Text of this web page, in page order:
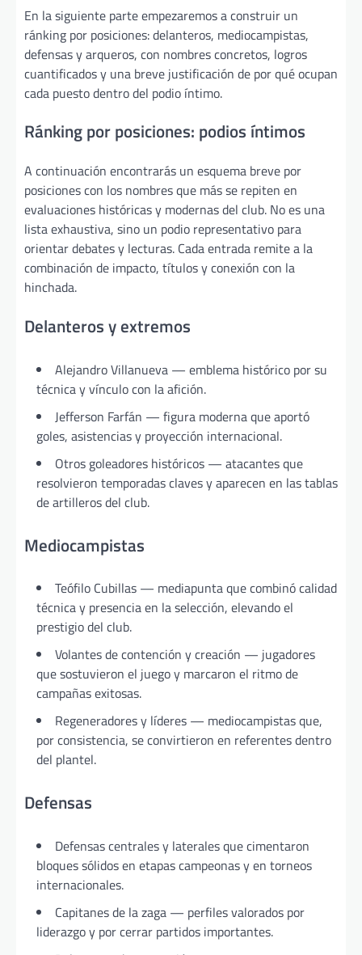
En la siguiente parte empezaremos a construir un
ránking por posiciones: delanteros, mediocampistas,
defensas y arqueros, con nombres concretos, logros
cuantificados y una breve justificación de por qué ocupan
cada puesto dentro del podio íntimo.
Ránking por posiciones: podios íntimos
A continuación encontrarás un esquema breve por
posiciones con los nombres que más se repiten en
evaluaciones históricas y modernas del club. No es una
lista exhaustiva, sino un podio representativo para
orientar debates y lecturas. Cada entrada remite a la
combinación de impacto, títulos y conexión con la
hinchada.
Delanteros y extremos
Alejandro Villanueva — emblema histórico por su
técnica y vínculo con la afición.
Jefferson Farfán — figura moderna que aportó
goles, asistencias y proyección internacional.
Otros goleadores históricos — atacantes que
resolvieron temporadas claves y aparecen en las tablas
de artilleros del club.
Mediocampistas
Teófilo Cubillas — mediapunta que combinó calidad
técnica y presencia en la selección, elevando el
prestigio del club.
Volantes de contención y creación — jugadores
que sostuvieron el juego y marcaron el ritmo de
campañas exitosas.
Regeneradores y líderes — mediocampistas que,
por consistencia, se convirtieron en referentes dentro
del plantel.
Defensas
Defensas centrales y laterales que cimentaron
bloques sólidos en etapas campeonas y en torneos
internacionales.
Capitanes de la zaga — perfiles valorados por
liderazgo y por cerrar partidos importantes.